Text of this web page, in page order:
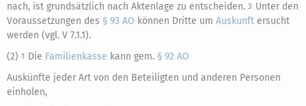
nach, ist grundsätzlich nach Aktenlage zu entscheiden. 3 Unter den
Voraussetzungen des § 93 AO können Dritte um Auskunft ersucht
werden (vgl. V 7.1.1).
(2) 1 Die Familienkasse kann gem. § 92 AO
Auskünfte jeder Art von den Beteiligten und anderen Personen
einholen,